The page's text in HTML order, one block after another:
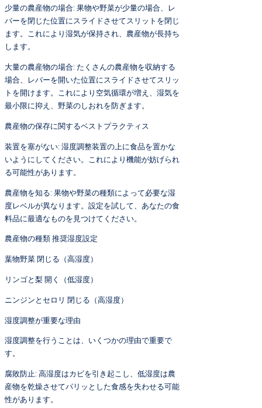
少量の農産物の場合: 果物や野菜が少量の場合、レ
バーを閉じた位置にスライドさせてスリットを閉じ
ます。これにより湿気が保持され、農産物が長持ち
します。
大量の農産物の場合: たくさんの農産物を収納する
場合、レバーを開いた位置にスライドさせてスリッ
トを開けます。これにより空気循環が増え、湿気を
最小限に抑え、野菜のしおれを防ぎます。
農産物の保存に関するベストプラクティス
装置を塞がない: 湿度調整装置の上に食品を置かな
いようにしてください。これにより機能が妨げられ
る可能性があります。
農産物を知る: 果物や野菜の種類によって必要な湿
度レベルが異なります。設定を試して、あなたの食
料品に最適なものを見つけてください。
農産物の種類 推奨湿度設定
葉物野菜 閉じる（高湿度）
リンゴと梨 開く（低湿度）
ニンジンとセロリ 閉じる（高湿度）
湿度調整が重要な理由
湿度調整を行うことは、いくつかの理由で重要で
す。
腐敗防止: 高湿度はカビを引き起こし、低湿度は農
産物を乾燥させてパリッとした食感を失わせる可能
性があります。